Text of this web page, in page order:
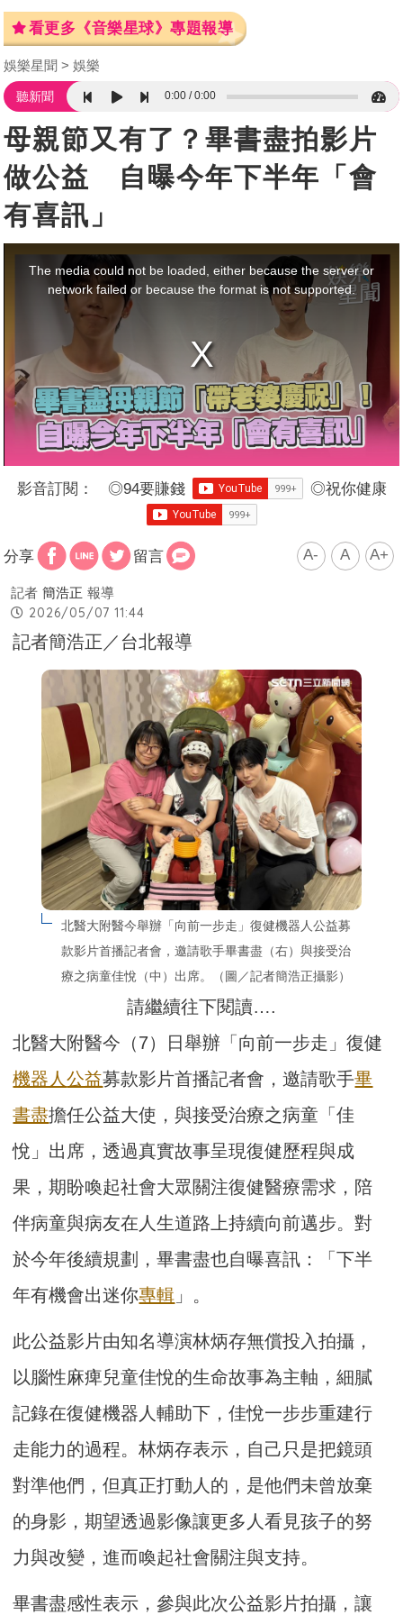
看更多《音樂星球》專題報導
娛樂星聞 娛樂
聽新聞 0:00 0:00
母親節又有了？畢書盡拍影片
做公益 自曝今年下半年「會
有喜訊」
The media could not be loaded, either because the server or
network failed or because the format is not supported.
影音訂閱： ◎94要賺錢 ◎祝你健康
分享 留言 A- A A+
記者 簡浩正 報導
2026/05/07 11:44
記者簡浩正／台北報導
北醫大附醫今舉辦「向前一步走」復健機器人公益募
款影片首播記者會，邀請歌手畢書盡（右）與接受治
療之病童佳悅（中）出席。（圖／記者簡浩正攝影）
請繼續往下閱讀….
北醫大附醫今（7）日舉辦「向前一步走」復健
機器人公益募款影片首播記者會，邀請歌手畢
書盡擔任公益大使，與接受治療之病童「佳
悅」出席，透過真實故事呈現復健歷程與成
果，期盼喚起社會大眾關注復健醫療需求，陪
伴病童與病友在人生道路上持續向前邁步。對
於今年後續規劃，畢書盡也自曝喜訊：「下半
年有機會出迷你專輯 」。
此公益影片由知名導演林炳存無償投入拍攝，
以腦性麻痺兒童佳悅的生命故事為主軸，細膩
記錄在復健機器人輔助下，佳悅一步步重建行
走能力的過程。林炳存表示，自己只是把鏡頭
對準他們，但真正打動人的，是他們未曾放棄
的身影，期望透過影像讓更多人看見孩子的努
力與改變，進而喚起社會關注與支持。
畢書盡感性表示，參與此次公益影片拍攝，讓